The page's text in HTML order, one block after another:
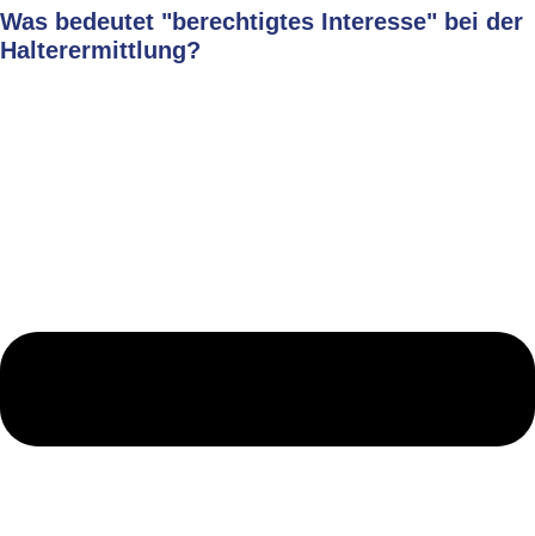
Was bedeutet "berechtigtes Interesse" bei der
Halterermittlung?